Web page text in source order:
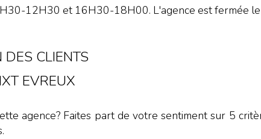
12H30 et 16H30-18H00. L'agence est fermée le
CLIENTS
EVREUX
agence? Faites part de votre sentiment sur 5